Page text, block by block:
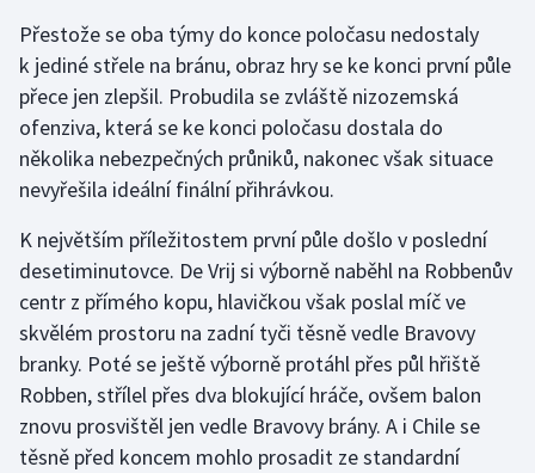
Moderní pětiboj
Motorsport
Olympijské hry
Plavání
Plážový volejbal
Ragby
Rychlobruslení
Přestože se oba týmy do konce poločasu nedostaly
k jediné střele na bránu, obraz hry se ke konci první půle
přece jen zlepšil. Probudila se zvláště nizozemská
ofenziva, která se ke konci poločasu dostala do
několika nebezpečných průniků, nakonec však situace
nevyřešila ideální finální přihrávkou.
K největším příležitostem první půle došlo v poslední
desetiminutovce. De Vrij si výborně naběhl na Robbenův
centr z přímého kopu, hlavičkou však poslal míč ve
skvělém prostoru na zadní tyči těsně vedle Bravovy
branky. Poté se ještě výborně protáhl přes půl hřiště
Robben, střílel přes dva blokující hráče, ovšem balon
znovu prosvištěl jen vedle Bravovy brány. A i Chile se
těsně před koncem mohlo prosadit ze standardní